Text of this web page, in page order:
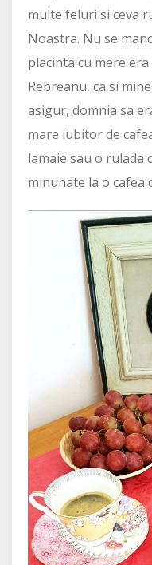
multe feluri si ceva
Noastra. Nu se
placinta cu mere
Rebreanu, ca si
asigur, domnia sa
mare iubitor de
lamaie sau o rulada
minunate la o cafea